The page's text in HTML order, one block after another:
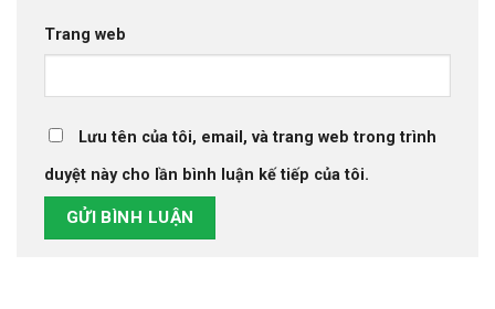
Trang web
Lưu tên của tôi, email, và trang web trong trình
duyệt này cho lần bình luận kế tiếp của tôi.